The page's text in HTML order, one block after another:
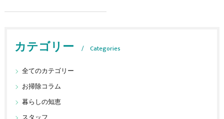
していて、ニオイのしない「い
ッとしている◆汗の粒が…
カテゴリー Categories
全てのカテゴリー
お掃除コラム
暮らしの知恵